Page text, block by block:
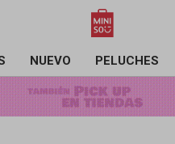
NUEVO PELUCHES